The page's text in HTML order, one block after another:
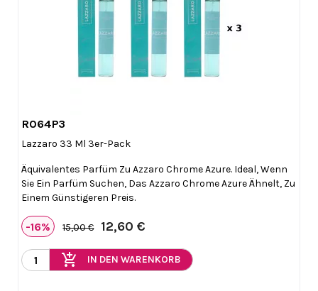
R064P3
Lazzaro 33 Ml 3er-Pack
Äquivalentes Parfüm Zu Azzaro Chrome Azure. Ideal, Wenn
Sie Ein Parfüm Suchen, Das Azzaro Chrome Azure Ähnelt, Zu
Einem Günstigeren Preis.
-16% 15,00 € 12,60 €
add_shopping_cart IN DEN WARENKORB